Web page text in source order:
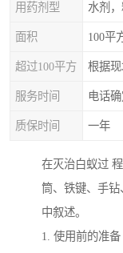
用药剂型 水剂，
面积 100平
超过100平方 根据
服务时间 电话
质保时间 一年
在灭治白蚁过
筒、铁键、手
中叙述。
1. 使用前的准备